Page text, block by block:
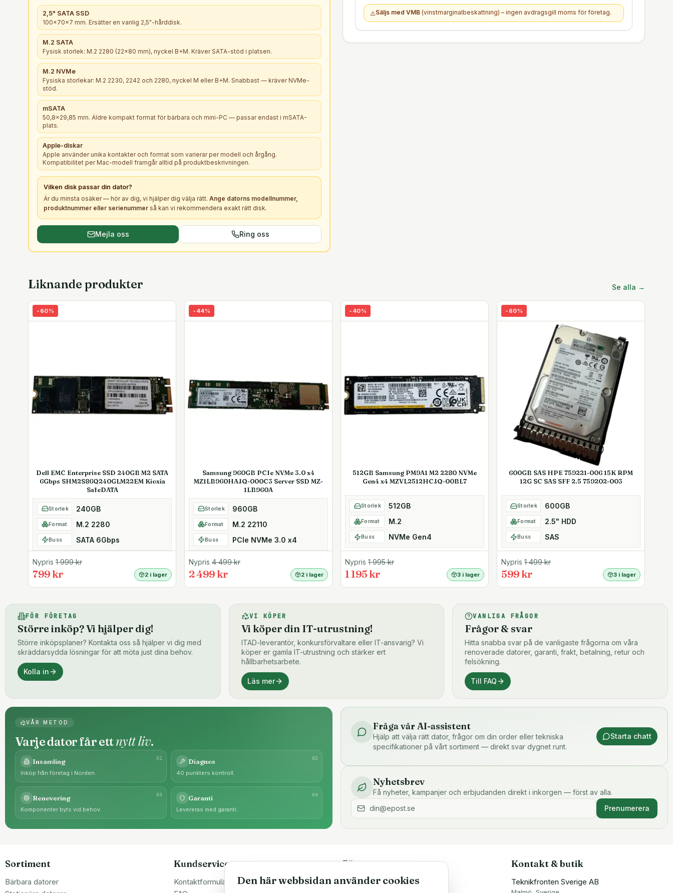
2,5" SATA SSD
100×70×7 mm. Ersätter en vanlig 2,5"-hårddisk.
M.2 SATA
Fysisk storlek: M.2 2280 (22×80 mm), nyckel B+M. Kräver SATA-stöd i platsen.
M.2 NVMe
Fysiska storlekar: M.2 2230, 2242 och 2280, nyckel M eller B+M. Snabbast — kräver NVMe-
stöd.
mSATA
50,8×29,85 mm. Äldre kompakt format för bärbara och mini-PC — passar endast i mSATA-
plats.
Apple-diskar
Apple använder unika kontakter och format som varierar per modell och årgång.
Kompatibilitet per Mac-modell framgår alltid på produktbeskrivningen.
Vilken disk passar din dator?
Är du minsta osäker — hör av dig, vi hjälper dig välja rätt. Ange datorns modellnummer,
produktnummer eller serienummer så kan vi rekommendera exakt rätt disk.
Mejla oss Ring oss
⚠️Säljs med VMB (vinstmarginalbeskattning) – ingen avdragsgill moms för företag.
Liknande produkter Se alla →
- 60%
Dell EMC Enterprise SSD 240GB M2 SATA
6Gbps SHM2S86Q240GLM22EM Kioxia
SafeDATA
Storlek 240GB
Format M.2 2280
Buss SATA 6Gbps
Nypris 1 999kr
799 kr 2 i lager
- 44%
Samsung 960GB PCIe NVMe 3.0 x4
MZ1LB960HAJQ-000C3 Server SSD MZ-
1LB960A
Storlek 960GB
Format M.2 22110
Buss PCIe NVMe 3.0 x4
Nypris 4 499kr
2 499 kr 2 i lager
- 40%
512GB Samsung PM9A1 M2 2280 NVMe
Gen4 x4 MZVL2512HCJQ-00BL7
Storlek 512GB
Format M.2
Buss NVMe Gen4
Nypris 1 995kr
1 195 kr 3 i lager
- 60%
600GB SAS HPE 759221-006 15K RPM
12G SC SAS SFF 2.5 759202-003
Storlek 600GB
Format 2.5" HDD
Buss SAS
Nypris 1 499kr
599 kr 3 i lager
FÖR FÖRETAG
Större inköp? Vi hjälper dig!
Större inköpsplaner? Kontakta oss så hjälper vi dig med
skräddarsydda lösningar för att möta just dina behov.
Kolla in
VI KÖPER
Vi köper din IT-utrustning!
ITAD-leverantör, konkursförvaltare eller IT-ansvarig? Vi
köper er gamla IT-utrustning och stärker ert
hållbarhetsarbete.
Läs mer
VANLIGA FRÅGOR
Frågor & svar
Hitta snabba svar på de vanligaste frågorna om våra
renoverade datorer, garanti, frakt, betalning, retur och
felsökning.
Till FAQ
VÅR METOD
Varje dator får ettnytt liv.
01
Insamling
Inköp från företag i Norden.
02
Diagnos
40 punkters kontroll.
03
Renovering
Komponenter byts vid behov.
04
Garanti
Levereras med garanti.
Fråga vår AI-assistent
Hjälp att välja rätt dator, frågor om din order eller tekniska
specifikationer på vårt sortiment — direkt svar dygnet runt.
Starta chatt
Nyhetsbrev
Få nyheter, kampanjer och erbjudanden direkt i inkorgen — först av alla.
Prenumerera
Sortiment
Bärbara datorer
Kundservice
Kontaktformulär
Företaget
Om oss
Kontakt & butik
Teknikfronten Sverige AB
Den här webbsidan använder cookies